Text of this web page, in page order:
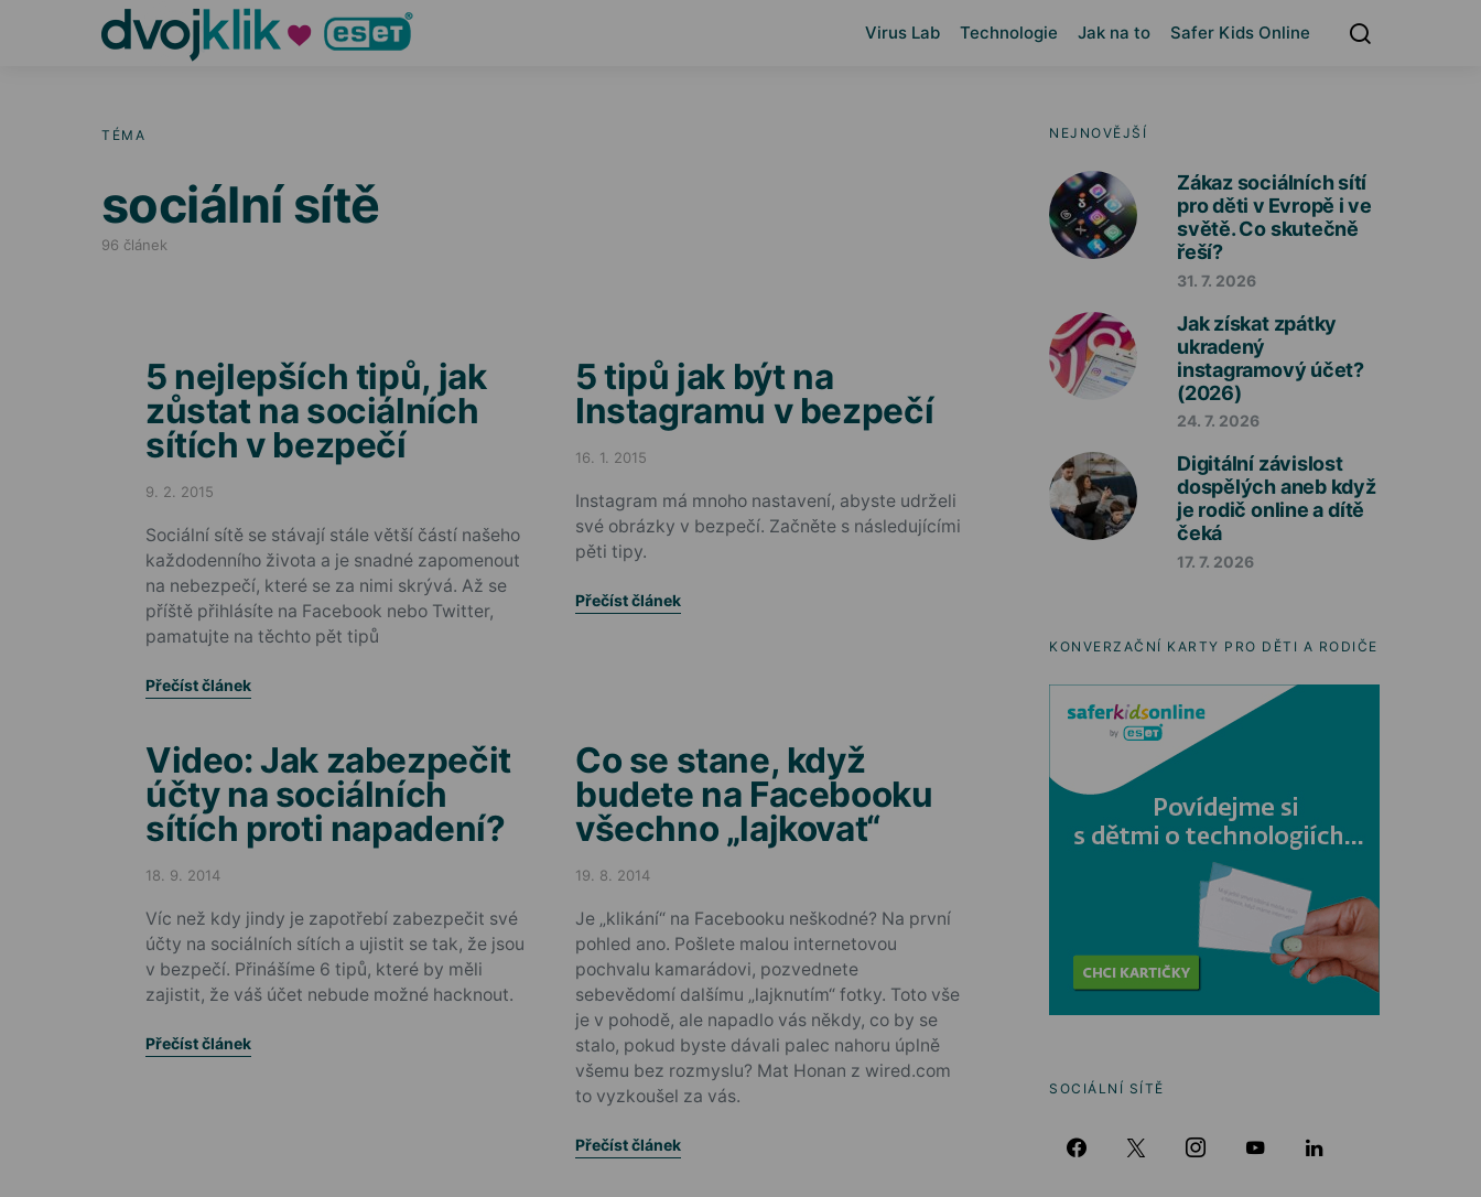
Virus Lab Technologie Jak na to Safer Kids Online
TÉMA
sociální sítě
96 článek
5 nejlepších tipů, jak
zůstat na sociálních
sítích v bezpečí
Posted on
9. 2. 2015
Sociální sítě se stávají stále větší částí našeho
každodenního života a je snadné zapomenout
na nebezpečí, které se za nimi skrývá. Až se
příště přihlásíte na Facebook nebo Twitter,
pamatujte na těchto pět tipů
Přečíst článek
5 tipů jak být na
Instagramu v bezpečí
Posted on
16. 1. 2015
Instagram má mnoho nastavení, abyste udrželi
své obrázky v bezpečí. Začněte s následujícími
pěti tipy.
Přečíst článek
Video: Jak zabezpečit
účty na sociálních
sítích proti napadení?
Posted on
18. 9. 2014
Víc než kdy jindy je zapotřebí zabezpečit své
účty na sociálních sítích a ujistit se tak, že jsou
v bezpečí. Přinášíme 6 tipů, které by měli
zajistit, že váš účet nebude možné hacknout.
Přečíst článek
Co se stane, když
budete na Facebooku
všechno „lajkovat“
Posted on
19. 8. 2014
Je „klikání“ na Facebooku neškodné? Na první
pohled ano. Pošlete malou internetovou
pochvalu kamarádovi, pozvednete
sebevědomí dalšímu „lajknutím“ fotky. Toto vše
je v pohodě, ale napadlo vás někdy, co by se
stalo, pokud byste dávali palec nahoru úplně
všemu bez rozmyslu? Mat Honan z wired.com
to vyzkoušel za vás.
Přečíst článek
NEJNOVĚJŠÍ
Zákaz sociálních sítí
pro děti v Evropě i ve
světě. Co skutečně
řeší?
31. 7. 2026
Jak získat zpátky
ukradený
instagramový účet?
(2026)
24. 7. 2026
Digitální závislost
dospělých aneb když
je rodič online a dítě
čeká
17. 7. 2026
KONVERZAČNÍ KARTY PRO DĚTI A RODIČE
SOCIÁLNÍ SÍTĚ